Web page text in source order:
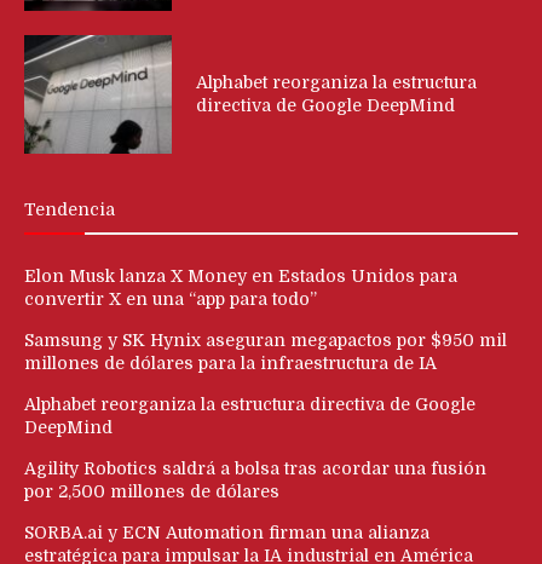
Alphabet reorganiza la estructura
directiva de Google DeepMind
Tendencia
Elon Musk lanza X Money en Estados Unidos para
convertir X en una “app para todo”
Samsung y SK Hynix aseguran megapactos por $950 mil
millones de dólares para la infraestructura de IA
Alphabet reorganiza la estructura directiva de Google
DeepMind
Agility Robotics saldrá a bolsa tras acordar una fusión
por 2,500 millones de dólares
SORBA.ai y ECN Automation firman una alianza
estratégica para impulsar la IA industrial en América